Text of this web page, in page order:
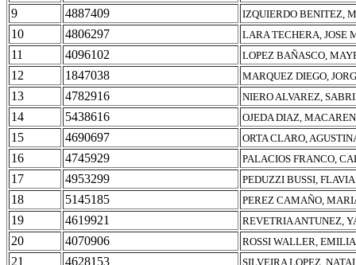
9 4887409 IZQUIERDO BENITEZ,
10 4806297 LARA TECHERA, JOSE
11 4096102 LOPEZ BAÑASCO,
12 1847038 MARQUEZ DIEGO,
13 4782916 NIERO ALVAREZ,
14 5438616 OJEDA DIAZ,
15 4690697 ORTA CLARO,
16 4745929 PALACIOS FRANCO,
17 4953299 PEDUZZI BUSSI,
18 5145185 PEREZ CAMAÑO,
19 4619921 REVETRIA ANTUNEZ,
20 4070906 ROSSI WALLER,
21 4628153 SILVEIRA LOPEZ,